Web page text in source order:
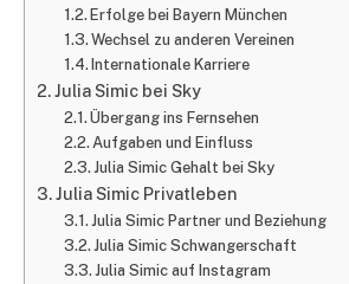
Erfolge bei Bayern München
Wechsel zu anderen Vereinen
Internationale Karriere
Julia Simic bei Sky
Übergang ins Fernsehen
Aufgaben und Einfluss
Julia Simic Gehalt bei Sky
Julia Simic Privatleben
Julia Simic Partner und Beziehung
Julia Simic Schwangerschaft
Julia Simic auf Instagram